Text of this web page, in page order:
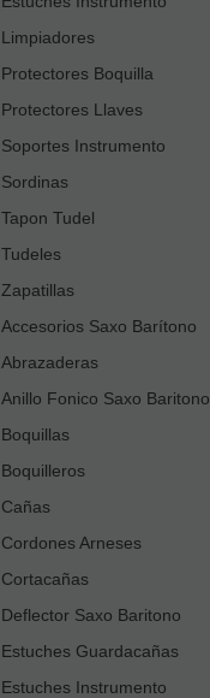
Limpiadores
Protectores Boquilla
Protectores Llaves
Soportes Instrumento
Sordinas
Tapon Tudel
Tudeles
Zapatillas
Accesorios Saxo Barítono
Abrazaderas
Anillo Fonico Saxo Baritono
Boquillas
Boquilleros
Cañas
Cordones Arneses
Cortacañas
Deflector Saxo Baritono
Estuches Guardacañas
Estuches Instrumento